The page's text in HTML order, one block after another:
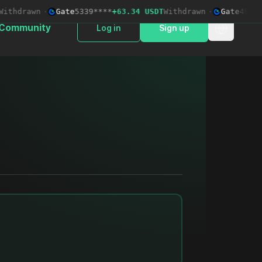
· Gate5339****+63.34 USDTWithdrawn · Gate
Log in Sign up